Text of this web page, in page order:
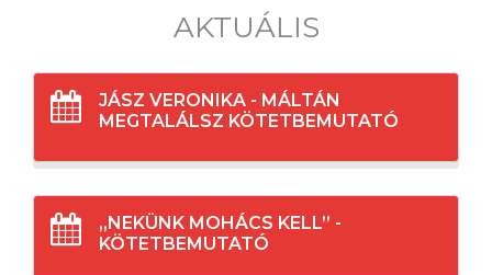
AKTUÁLIS
JÁSZ VERONIKA - MÁLTÁN
MEGTALÁLSZ KÖTETBEMUTATÓ
„NEKÜNK MOHÁCS KELL” -
KÖTETBEMUTATÓ